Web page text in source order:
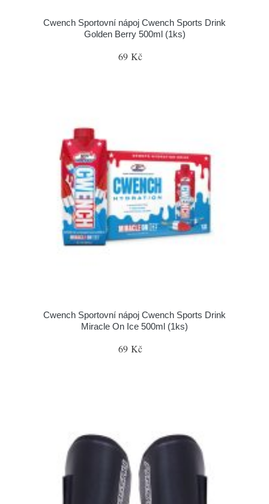
Cwench Sportovní nápoj Cwench Sports Drink
Golden Berry 500ml (1ks)
69 Kč
Cwench Sportovní nápoj Cwench Sports Drink
Miracle On Ice 500ml (1ks)
69 Kč